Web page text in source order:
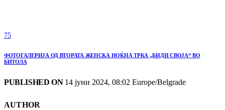
75
ФОТОГАЛЕРИЈА ОД ВТОРАТА ЖЕНСКА НОЌНА ТРКА „БИДИ СВОЈА“ ВО
БИТОЛА
PUBLISHED ON14 јуни 2024, 08:02 Europe/Belgrade
AUTHOR